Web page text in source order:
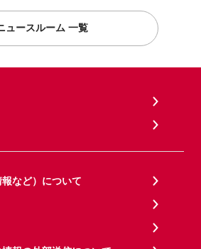
ュースルーム 一覧
など）について